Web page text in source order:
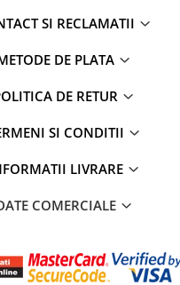
SI RECLAMATII
DE PLATA
DE RETUR
SI CONDITII
LIVRARE
COMERCIALE